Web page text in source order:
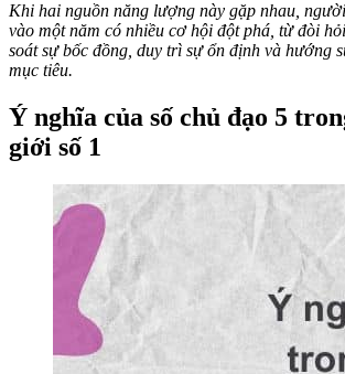
Khi hai nguồn năng lượng này gặp nhau,
vào một năm có nhiều cơ hội đột phá, từ đòi
soát sự bốc đồng, duy trì sự ổn định và hướng
mục tiêu.
Ý nghĩa của số chủ đạo 5
giới số 1